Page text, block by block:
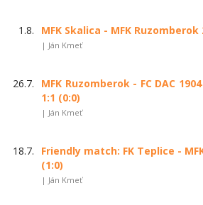
1.8. MFK Skalica - MFK Ruzomberok
| Ján Kmeť
26.7.
MFK Ruzomberok - FC DAC
1:1 (0:0)
| Ján Kmeť
18.7.
Friendly match: FK Teplice -
(1:0)
| Ján Kmeť